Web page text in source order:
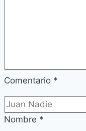
Comentario *
Nombre *